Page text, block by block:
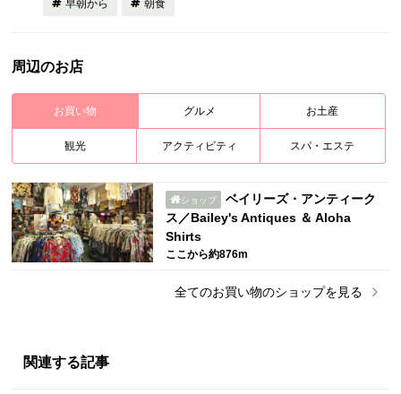
早朝から 朝食
周辺のお店
お買い物 グルメ お土産
観光 アクティビティ スパ・エステ
ショップ
ベイリーズ・アンティーク
ス／Bailey's Antiques ＆ Aloha
Shirts
ここから約876m
全てのお買い物のショップを見る
関連する記事